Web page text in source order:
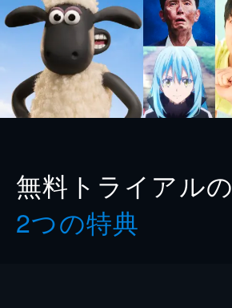
無料トライアルの
2つの特典